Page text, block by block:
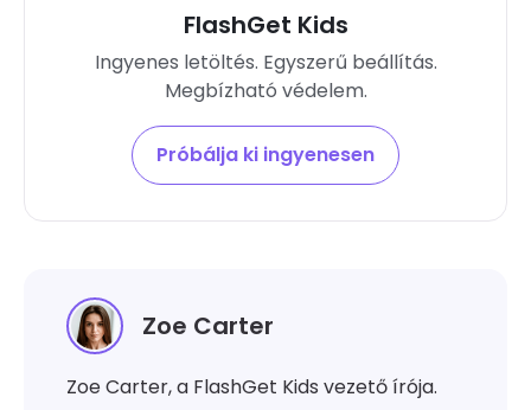
FlashGet Kids
Ingyenes letöltés. Egyszerű beállítás.
Megbízható védelem.
Próbálja ki ingyenesen
Zoe Carter
Zoe Carter, a FlashGet Kids vezető írója.